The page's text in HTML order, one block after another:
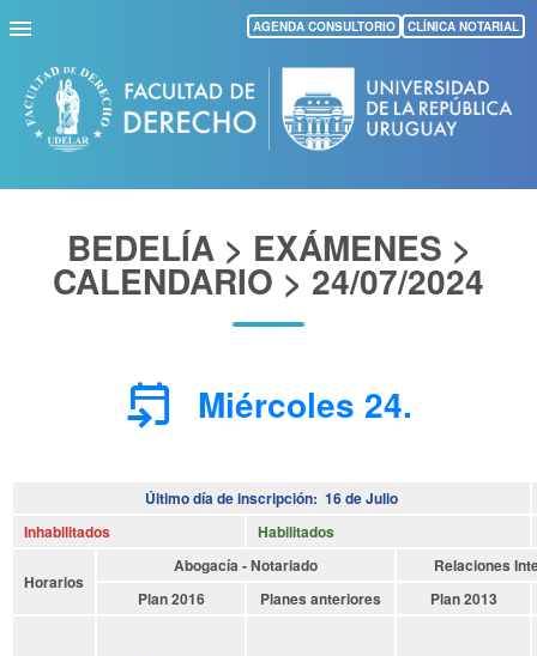
Pasar
al
contenido
principal
AGENDA CONSULTORIO CLÍNICA NOTARIAL
BEDELÍA > EXÁMENES >
CALENDARIO > 24/07/2024
event_upcoming Miércoles 24.
Último día de inscripción: 16 de Julio
Inhabilitados
Habilitados
Horarios
Abogacía - Notariado
Relaciones
Plan 2016
Planes anteriores Plan 2013